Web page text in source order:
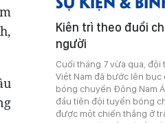
Kiên trì theo đuổi
người
Cuối tháng 7 vừa qua,
Việt Nam đã bước lên bục
bóng chuyền Đông Nam Á
đầu tiên đội tuyển bóng
được một chiến thắng ở